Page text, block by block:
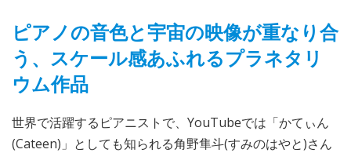
ピアノの音色と宇宙の映像が重なり合
う、スケール感あふれるプラネタリ
ウム作品
世界で活躍するピアニストで、YouTubeでは「かてぃん
(Cateen)」としても知られる角野隼斗(すみのはやと)さん